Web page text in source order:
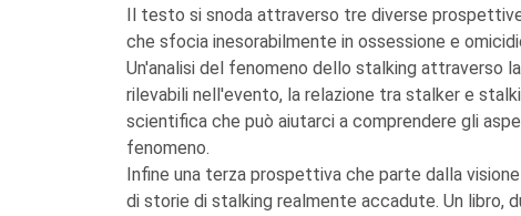
Il testo si snoda attraverso tre diverse
che sfocia inesorabilmente in ossessione e
Un'analisi del fenomeno dello stalking attraverso
rilevabili nell'evento, la relazione tra stalker e
scientifica che può aiutarci a comprendere gli
fenomeno.
Infine una terza prospettiva che parte dalla
di storie di stalking realmente accadute. Un libro,